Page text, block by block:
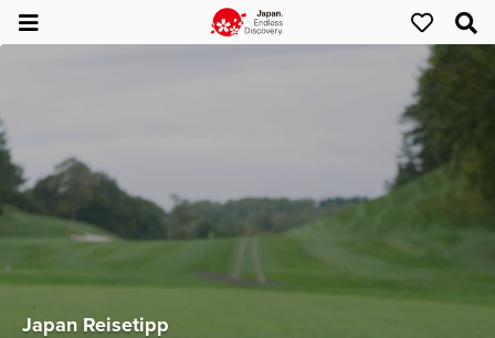
Japan Reisetipp